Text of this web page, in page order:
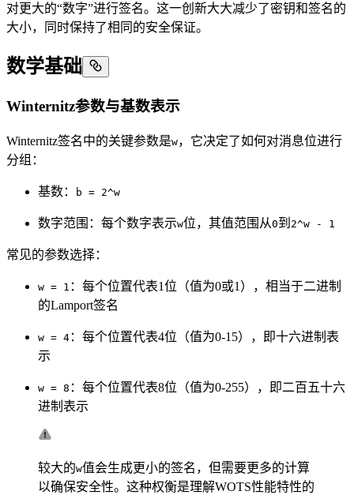
对更大的“数字”进行签名。这一创新大大减少了密钥和签名的
大小，同时保持了相同的安全保证。
数学基础
Winternitz参数与基数表示
Winternitz签名中的关键参数是w，它决定了如何对消息位进行
分组：
基数： b = 2^w
数字范围：每个数字表示w位，其值范围从0到 2^w - 1
常见的参数选择：
w = 1 ：每个位置代表1位（值为0或1），相当于二进制
的Lamport签名
w = 4 ：每个位置代表4位（值为0-15），即十六进制表
示
w = 8 ：每个位置代表8位（值为0-255），即二百五十六
进制表示
较大的w值会生成更小的签名，但需要更多的计算
以确保安全性。这种权衡是理解WOTS性能特性的